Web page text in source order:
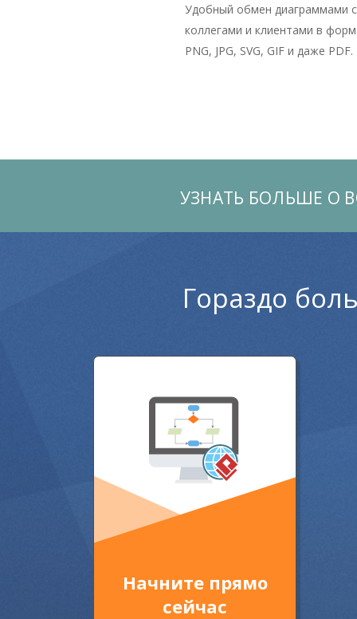
Удобный обмен диаграммами с
коллегами и клиентами в
PNG, JPG, SVG, GIF и даже PDF.
УЗНАТЬ БОЛЬШЕ О
Гораздо
Начните прямо
сейчас